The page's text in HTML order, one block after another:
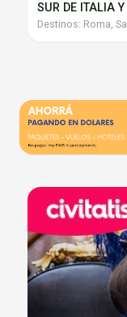
SUR DE ITALIA
Destinos: Roma,